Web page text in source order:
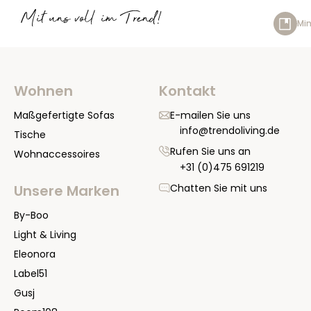
Mit uns voll im Trend!
Wohnen
Maßgefertigte Sofas
Tische
Wohnaccessoires
Unsere Marken
By-Boo
Light & Living
Eleonora
Label51
Gusj
Kontakt
E-mailen Sie uns
info@trendoliving.de
Rufen Sie uns an
+31 (0)475 691219
Chatten Sie mit uns